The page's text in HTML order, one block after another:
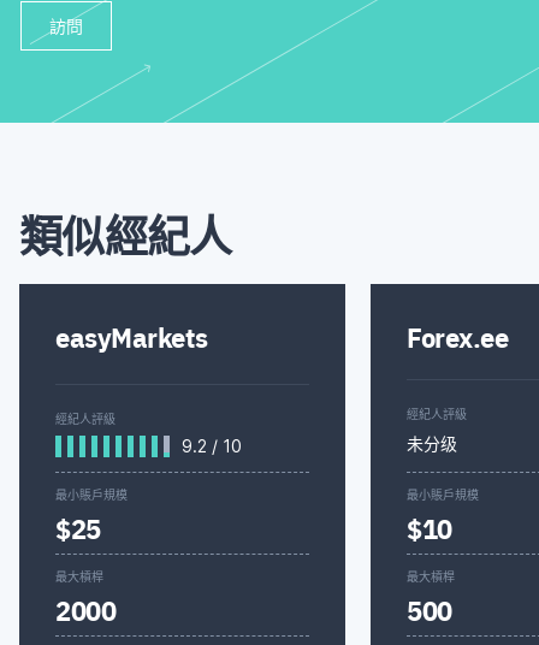
訪問
類似經紀人
easyMarkets
經紀人評級
9.2 / 10
最小賬戶規模
$25
最大槓桿
2000
Forex.ee
經紀人評級
未分级
最小賬戶規模
$10
最大槓桿
500